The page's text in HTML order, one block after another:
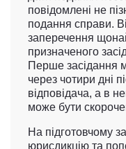
повідомлені не
подання справи.
заперечення
призначеного
Перше засідання
через чотири дні
відповідача, а в
може бути
На підготовчому
юрисдикцію та